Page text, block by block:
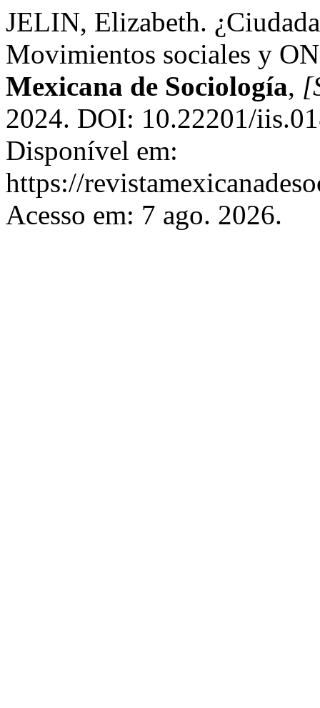
JELIN, Elizabeth.
Movimientos sociales y
Mexicana de Sociología,
2024. DOI: 10.22201/
Disponível em:
https://
Acesso em: 7 ago. 2026.